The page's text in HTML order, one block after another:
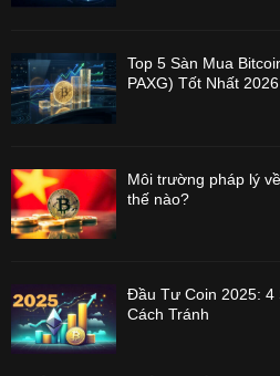
Top 5 Sàn Mua
PAXG) Tốt Nhất 2026
Môi trường pháp lý
thế nào?
Đầu Tư Coin 2025: 4
Cách Tránh